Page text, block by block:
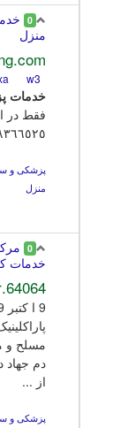
0
منزل
w3
خدمات
فقط در
٠٢١٨٨٣٦٦٥٢٥ -
پزشکی و
منزل
0
خدمات
64064.ir
9 ا کتبر 2019 ... ارائه
مسلح و
دم جهاد
از ...
پزشکی و